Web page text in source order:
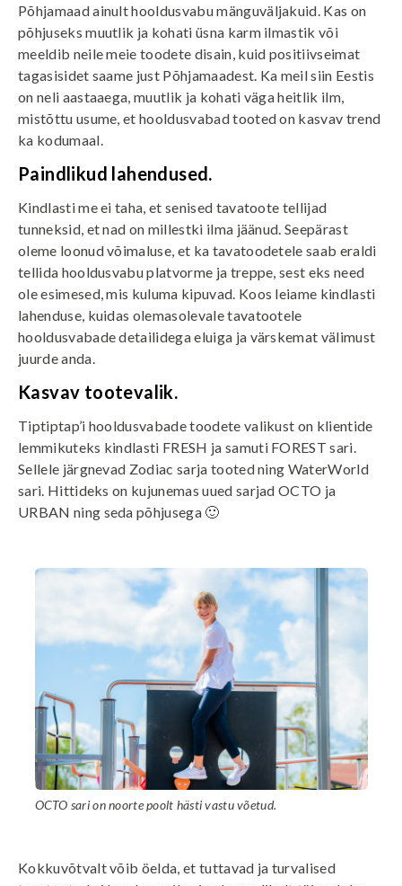
Põhjamaad ainult hooldusvabu mänguväljakuid. Kas on
põhjuseks muutlik ja kohati üsna karm ilmastik või
meeldib neile meie toodete disain, kuid positiivseimat
tagasisidet saame just Põhjamaadest. Ka meil siin Eestis
on neli aastaaega, muutlik ja kohati väga heitlik ilm,
mistõttu usume, et hooldusvabad tooted on kasvav trend
ka kodumaal.
Paindlikud lahendused.
Kindlasti me ei taha, et senised tavatoote tellijad
tunneksid, et nad on millestki ilma jäänud. Seepärast
oleme loonud võimaluse, et ka tavatoodetele saab eraldi
tellida hooldusvabu platvorme ja treppe, sest eks need
ole esimesed, mis kuluma kipuvad. Koos leiame kindlasti
lahenduse, kuidas olemasolevale tavatootele
hooldusvabade detailidega eluiga ja värskemat välimust
juurde anda.
Kasvav tootevalik.
Tiptiptap’i hooldusvabade toodete valikust on klientide
lemmikuteks kindlasti FRESH ja samuti FOREST sari.
Sellele järgnevad Zodiac sarja tooted ning WaterWorld
sari. Hittideks on kujunemas uued sarjad OCTO ja
URBAN ning seda põhjusega 🙂
OCTO sari on noorte poolt hästi vastu võetud.
Kokkuvõtvalt võib öelda, et tuttavad ja turvalised